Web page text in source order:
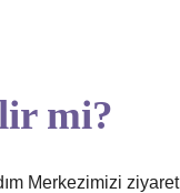
mi?
Merkezimizi ziyaret